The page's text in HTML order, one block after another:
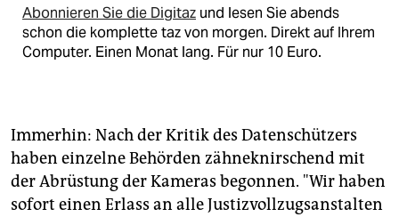
Abonnieren Sie die Digitaz und lesen Sie abends
schon die komplette taz von morgen. Direkt auf Ihrem
Computer. Einen Monat lang. Für nur 10 Euro.
Immerhin: Nach der Kritik des Datenschützers
haben einzelne Behörden zähneknirschend mit
der Abrüstung der Kameras begonnen. "Wir haben
sofort einen Erlass an alle Justizvollzugsanstalten